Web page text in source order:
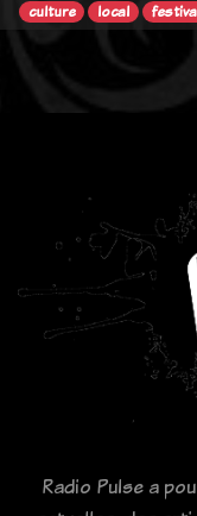
culture local
Radio Pulse a